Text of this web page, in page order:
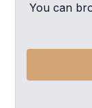
You can